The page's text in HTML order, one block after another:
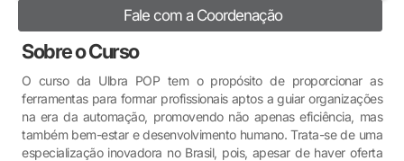
Extensão
Infraestrutura e Serviços
Inovação
Sobre a ULBRA
Fale com a Coordenação
Sobre o Curso
O curso da Ulbra POP tem o propósito de proporcionar as
ferramentas para formar profissionais aptos a guiar organizações
na era da automação, promovendo não apenas eficiência, mas
também bem-estar e desenvolvimento humano. Trata-se de uma
especialização inovadora no Brasil, pois, apesar de haver oferta